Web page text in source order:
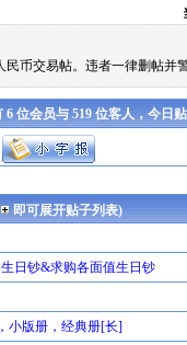
币交易帖。违者一律删帖
位会员与 519 位客人，今日
即可展开贴子列表)
日钞&求购各面值生日钞
小版册，经典册[长]